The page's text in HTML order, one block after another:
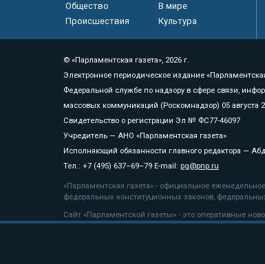
Общество
В мире
Происшествия
Культура
© «Парламентская газета», 2026 г.
Электронное периодическое издание
Федеральной службе по надзору в сфере связи,
массовых коммуникаций (Роскомнадзор) 05 августа
Свидетельство о регистрации Эл № ФС77-46097
Учредитель — АНО «Парламентская газета»
Исполняющий обязанности главного редактора —
Тел.: +7 (495) 637–69–79 E-mail: pg@pnp.ru
«Парламентская газета» - официальное
федеральных конституционных законов,
Сайт «Парламентской газеты» - это оперативные
«Парламентской газеты» активная ссылка на pnp.ru